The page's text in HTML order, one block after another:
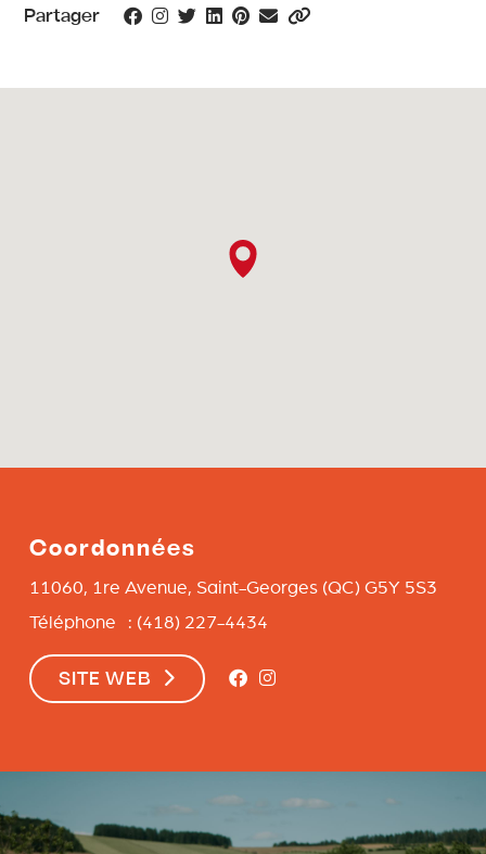
Partager
Coordonnées
11060, 1re Avenue, Saint-Georges (QC) G5Y 5S3
Téléphone : (418) 227-4434
SITE WEB